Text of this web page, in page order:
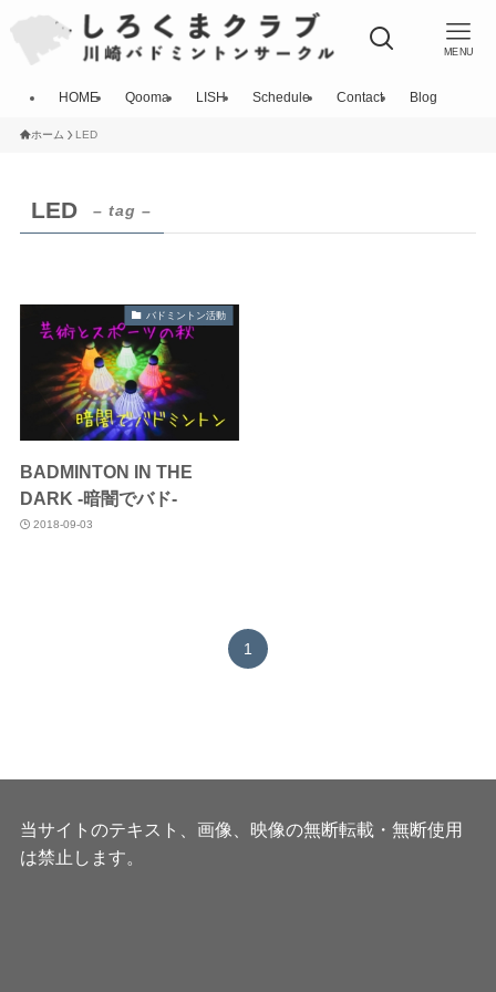
MENU
HOME Qooma LISH Schedule Contact Blog
ホーム LED
LED – tag –
バドミントン活動
BADMINTON IN THE
DARK -暗闇でバド-
2018-09-03
1
当サイトのテキスト、画像、映像の無断転載・無断使用
は禁止します。